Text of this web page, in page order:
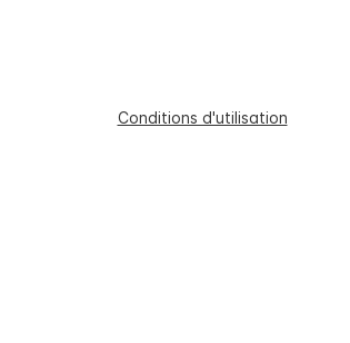
Conditions d'utilisation